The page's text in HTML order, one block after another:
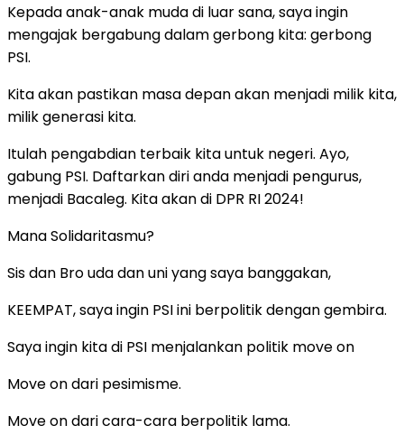
Kepada anak-anak muda di luar sana, saya ingin
mengajak bergabung dalam gerbong kita: gerbong
PSI.
Kita akan pastikan masa depan akan menjadi milik kita,
milik generasi kita.
Itulah pengabdian terbaik kita untuk negeri. Ayo,
gabung PSI. Daftarkan diri anda menjadi pengurus,
menjadi Bacaleg. Kita akan di DPR RI 2024!
Mana Solidaritasmu?
Sis dan Bro uda dan uni yang saya banggakan,
KEEMPAT, saya ingin PSI ini berpolitik dengan gembira.
Saya ingin kita di PSI menjalankan politik move on
Move on dari pesimisme.
Move on dari cara-cara berpolitik lama.